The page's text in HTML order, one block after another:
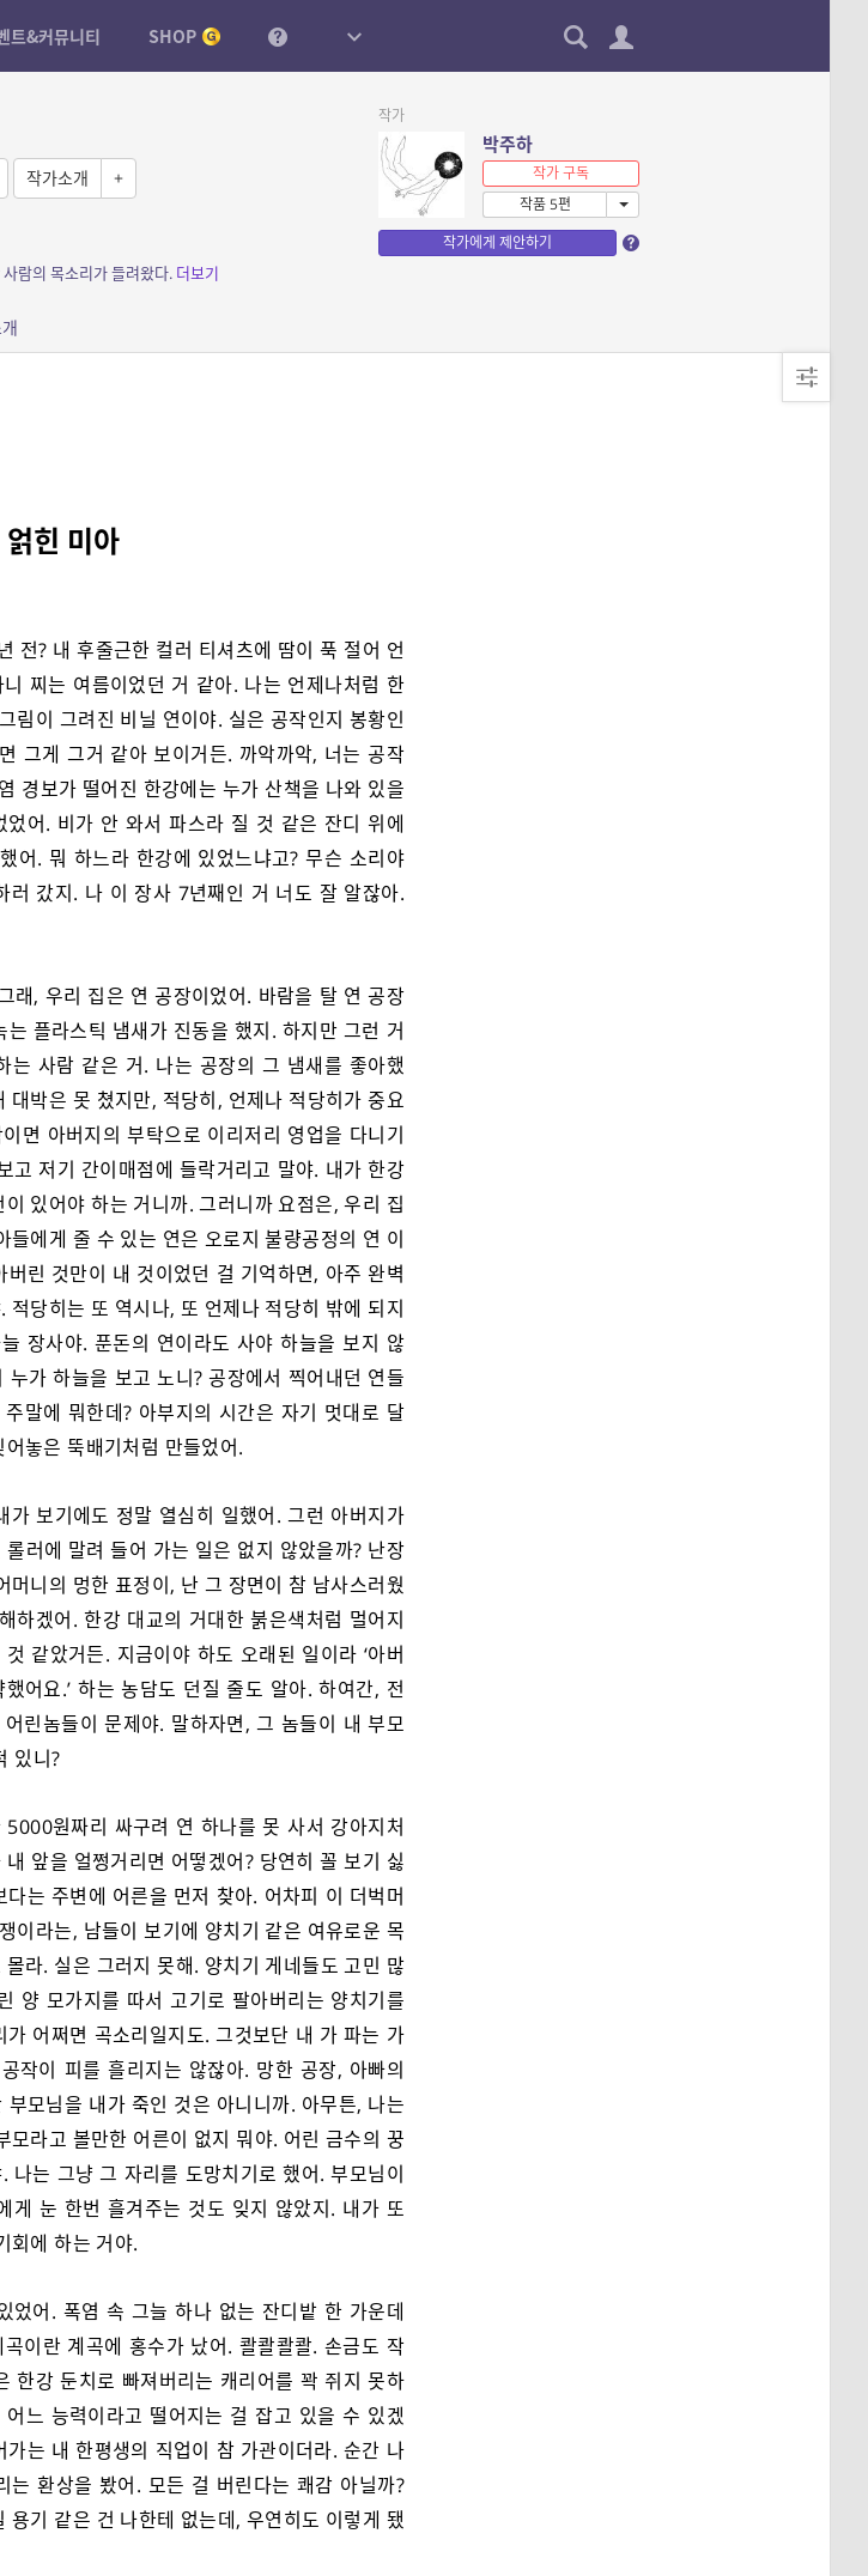
트&커뮤니티 SHOP
작가소개 +
람의 목소리가 들려왔다. 더보기
작가
박주하
작가 구독
작품 5편
작가에게 제안하기
얽힌 미아
전? 내 후줄근한 컬러 티셔츠에 땀이 푹 절어 언
찌는 여름이었던 거 같아. 나는 언제나처럼 한
림이 그려진 비닐 연이야. 실은 공작인지 봉황인
그게 그거 같아 보이거든. 까악까악, 너는 공작
경보가 떨어진 한강에는 누가 산책을 나와 있을
어. 비가 안 와서 파스라 질 것 같은 잔디 위에
어. 뭐 하느라 한강에 있었느냐고? 무슨 소리야
러 갔지. 나 이 장사 7년째인 거 너도 잘 알잖아.
래, 우리 집은 연 공장이었어. 바람을 탈 연 공장
플라스틱 냄새가 진동을 했지. 하지만 그런 거
는 사람 같은 거. 나는 공장의 그 냄새를 좋아했
대박은 못 쳤지만, 적당히, 언제나 적당히가 중요
면 아버지의 부탁으로 이리저리 영업을 다니기
고 저기 간이매점에 들락거리고 말야. 내가 한강
있어야 하는 거니까. 그러니까 요점은, 우리 집
들에게 줄 수 있는 연은 오로지 불량공정의 연 이
린 것만이 내 것이었던 걸 기억하면, 아주 완벽
적당히는 또 역시나, 또 언제나 적당히 밖에 되지
장사야. 푼돈의 연이라도 사야 하늘을 보지 않
가 하늘을 보고 노니? 공장에서 찍어내던 연들
말에 뭐한데? 아부지의 시간은 자기 멋대로 달
놓은 뚝배기처럼 만들었어.
가 보기에도 정말 열심히 일했어. 그런 아버지가
러에 말려 들어 가는 일은 없지 않았을까? 난장
머니의 멍한 표정이, 난 그 장면이 참 남사스러웠
하겠어. 한강 대교의 거대한 붉은색처럼 멀어지
같았거든. 지금이야 하도 오래된 일이라 ‘아버
어요.’ 하는 농담도 던질 줄도 알아. 하여간, 전
린놈들이 문제야. 말하자면, 그 놈들이 내 부모
있니?
원짜리 싸구려 연 하나를 못 사서 강아지처
앞을 얼쩡거리면 어떻겠어? 당연히 꼴 보기 싫
는 주변에 어른을 먼저 찾아. 어차피 이 더벅머
이라는, 남들이 보기에 양치기 같은 여유로운 목
라. 실은 그러지 못해. 양치기 게네들도 고민 많
양 모가지를 따서 고기로 팔아버리는 양치기를
어쩌면 곡소리일지도. 그것보단 내 가 파는 가
작이 피를 흘리지는 않잖아. 망한 공장, 아빠의
모님을 내가 죽인 것은 아니니까. 아무튼, 나는
모라고 볼만한 어른이 없지 뭐야. 어린 금수의 꿍
나는 그냥 그 자리를 도망치기로 했어. 부모님이
게 눈 한번 흘겨주는 것도 잊지 않았지. 내가 또
회에 하는 거야.
었어. 폭염 속 그늘 하나 없는 잔디밭 한 가운데
이란 계곡에 홍수가 났어. 콸콸콸콸. 손금도 작
한강 둔치로 빠져버리는 캐리어를 꽉 쥐지 못하
느 능력이라고 떨어지는 걸 잡고 있을 수 있겠
는 내 한평생의 직업이 참 가관이더라. 순간 나
는 환상을 봤어. 모든 걸 버린다는 쾌감 아닐까?
기 같은 건 나한테 없는데, 우연히도 이렇게 됐